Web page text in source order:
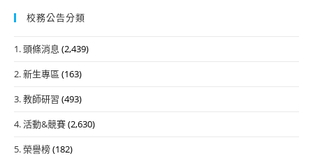
校務公告分類
1. 頭條消息 (2,439)
2. 新生專區 (163)
3. 教師研習 (493)
4. 活動&競賽(2,630)
5. 榮譽榜(182)